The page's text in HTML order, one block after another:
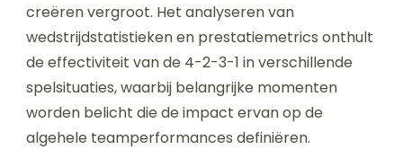
creëren vergroot. Het analyseren van
wedstrijdstatistieken en prestatiemetrics onthult
de effectiviteit van de 4-2-3-1 in verschillende
spelsituaties, waarbij belangrijke momenten
worden belicht die de impact ervan op de
algehele teamperformances definiëren.